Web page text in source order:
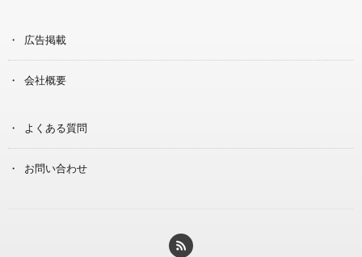
広告掲載
会社概要
よくある質問
お問い合わせ